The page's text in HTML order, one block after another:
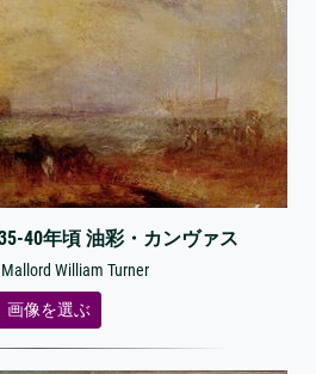
40年頃 油彩・カンヴァス
William Turner
画像を選ぶ